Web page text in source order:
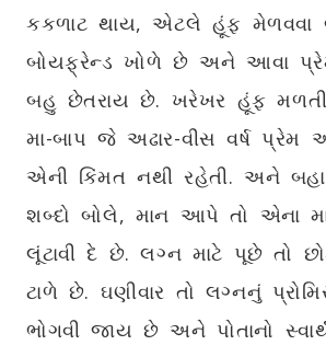
કકળાટ થાય, એટલે હૂંફ મેળવવા
બોયફ્રેન્ડ ખોળે છે અને આવા
બહુ છેતરાય છે. ખરેખર હૂંફ મળતી
મા-બાપ જે અઢાર-વીસ વર્ષ
એની કિંમત નથી રહેતી. અને
શબ્દો બોલે, માન આપે તો એના
લૂંટાવી દે છે. લગ્ન માટે પૂછે તો
ટાળે છે. ઘણીવાર તો લગ્નનું
ભોગવી જાય છે અને પોતાનો